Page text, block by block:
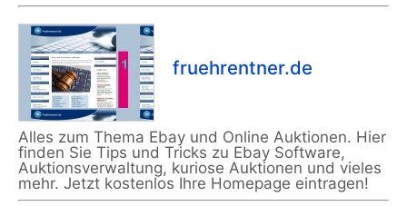
fruehrentner.de
Alles zum Thema Ebay und Online Auktionen. Hier
finden Sie Tips und Tricks zu Ebay Software,
Auktionsverwaltung, kuriose Auktionen und vieles
mehr. Jetzt kostenlos Ihre Homepage eintragen!